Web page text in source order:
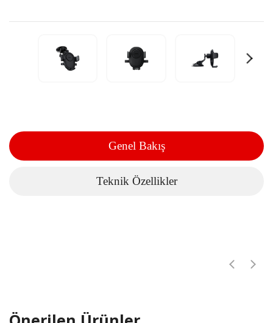
Genel Bakış
Teknik Özellikler